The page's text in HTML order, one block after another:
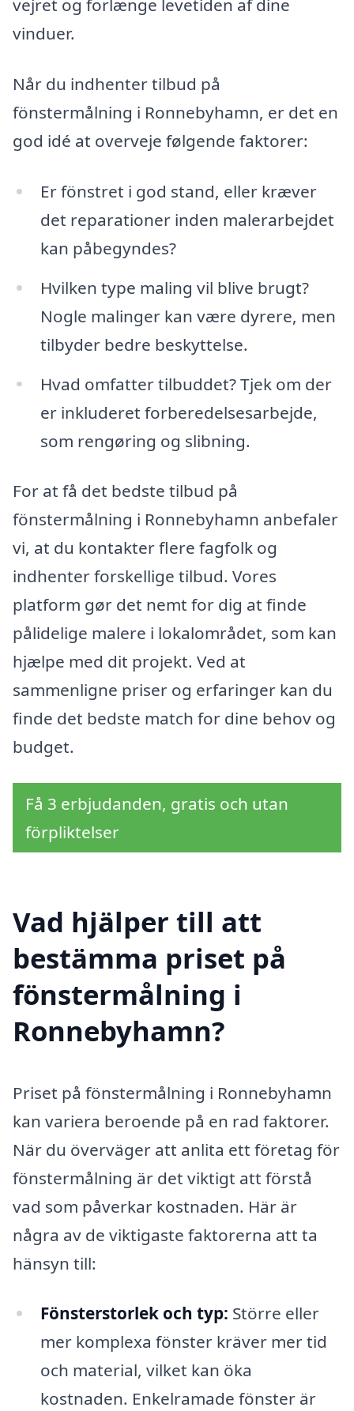
vejret og forlænge levetiden af dine
vinduer.
Når du indhenter tilbud på
fönstermålning i Ronnebyhamn, er det en
god idé at overveje følgende faktorer:
Er fönstret i god stand, eller kræver
det reparationer inden malerarbejdet
kan påbegyndes?
Hvilken type maling vil blive brugt?
Nogle malinger kan være dyrere, men
tilbyder bedre beskyttelse.
Hvad omfatter tilbuddet? Tjek om der
er inkluderet forberedelsesarbejde,
som rengøring og slibning.
For at få det bedste tilbud på
fönstermålning i Ronnebyhamn anbefaler
vi, at du kontakter flere fagfolk og
indhenter forskellige tilbud. Vores
platform gør det nemt for dig at finde
pålidelige malere i lokalområdet, som kan
hjælpe med dit projekt. Ved at
sammenligne priser og erfaringer kan du
finde det bedste match for dine behov og
budget.
Få 3 erbjudanden, gratis och utan
förpliktelser
Vad hjälper till att
bestämma priset på
fönstermålning i
Ronnebyhamn?
Priset på fönstermålning i Ronnebyhamn
kan variera beroende på en rad faktorer.
När du överväger att anlita ett företag för
fönstermålning är det viktigt att förstå
vad som påverkar kostnaden. Här är
några av de viktigaste faktorerna att ta
hänsyn till:
Fönsterstorlek och typ: Större eller
mer komplexa fönster kräver mer tid
och material, vilket kan öka
kostnaden. Enkelramade fönster är